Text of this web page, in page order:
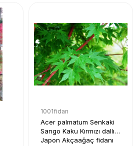
1001fidan
Acer palmatum Senkaki
Sango Kaku Kırmızı dallı
Japon Akçaağaç fidanı